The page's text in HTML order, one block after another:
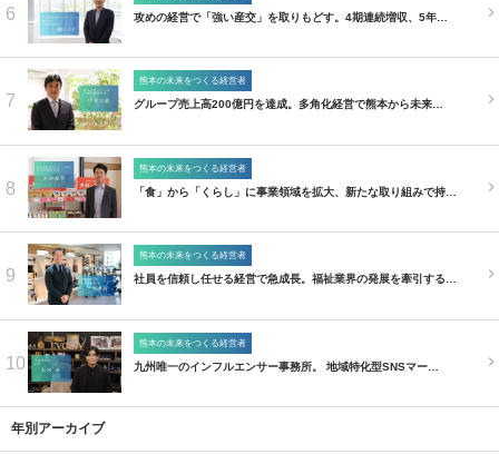
6 攻めの経営で「強い産交」を取りもどす。4期連続増収、5年…
7
熊本の未来をつくる経営者
グループ売上高200億円を達成。多角化経営で熊本から未来…
8
熊本の未来をつくる経営者
「食」から「くらし」に事業領域を拡大、新たな取り組みで持…
9
熊本の未来をつくる経営者
社員を信頼し任せる経営で急成長。福祉業界の発展を牽引する…
10
熊本の未来をつくる経営者
九州唯一のインフルエンサー事務所。 地域特化型SNSマー…
年別アーカイブ